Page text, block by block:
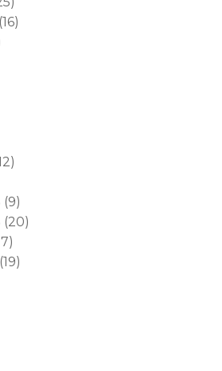
(16)
(9)
(20)
(19)